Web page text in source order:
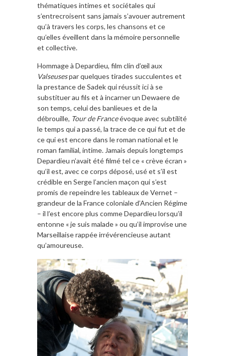
thématiques intimes et sociétales qui
s’entrecroisent sans jamais s’avouer autrement
qu’à travers les corps, les chansons et ce
qu’elles éveillent dans la mémoire personnelle
et collective.
Hommage à Depardieu, film clin d’œil aux
Valseusespar quelques tirades succulentes et
la prestance de Sadek qui réussit ici à se
substituer au fils et à incarner un Dewaere de
son temps, celui des banlieues et de la
débrouille, Tour de Franceévoque avec subtilité
le temps qui a passé, la trace de ce qui fut et de
ce qui est encore dans le roman national et le
roman familial, intime. Jamais depuis longtemps
Depardieu n’avait été filmé tel ce « crève écran »
qu’il est, avec ce corps déposé, usé et s’il est
crédible en Serge l’ancien maçon qui s’est
promis de repeindre les tableaux de Vernet –
grandeur de la France coloniale d’Ancien Régime
– il l’est encore plus comme Depardieu lorsqu’il
entonne « je suis malade » ou qu’il improvise une
Marseillaise rappée irrévérencieuse autant
qu’amoureuse.